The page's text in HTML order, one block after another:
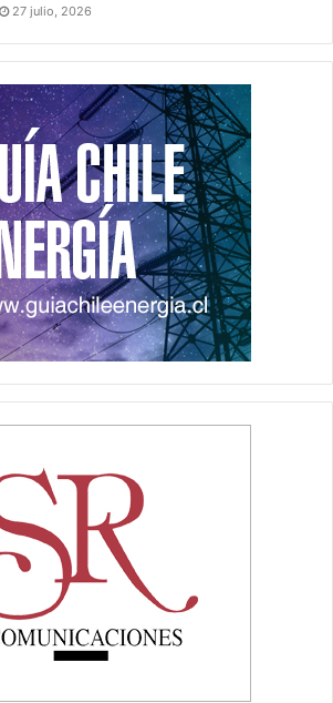
27 julio, 2026